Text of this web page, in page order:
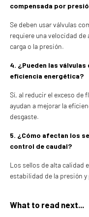
compensada por
Se deben usar válvulas
requiere una velocidad
carga o la presión.
4. ¿Pueden las
eficiencia energética?
Sí, al reducir el exceso de
ayudan a mejorar la
desgaste.
5. ¿Cómo afectan los
control de caudal?
Los sellos de alta calidad
estabilidad de la presión
What to read next...